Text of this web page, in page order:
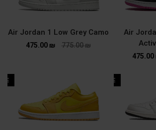
Air
475.00
Air Jordan 1 Low Grey Camo
775.00₪
475.00 ₪
SALE